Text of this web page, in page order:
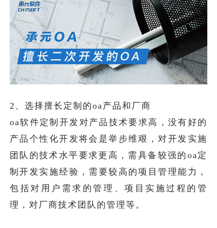
2、选择擅长定制的oa产品和厂商
oa软件定制开发对产品技术要求高，没有好的
产品个性化开发将会是举步维艰，对开发实施
团队的技术水平要求更高，需具备较强的oa定
制开发实施经验，需要较高的项目管理能力，
包括对用户需求的管理、项目实施过程的管
理，对厂商技术团队的管理等。